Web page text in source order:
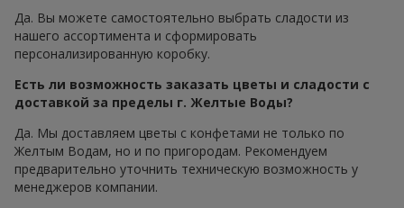
Да. Вы можете самостоятельно выбрать сладости из
нашего ассортимента и сформировать
персонализированную коробку.
Есть ли возможность заказать цветы и сладости с
доставкой за пределы г. Желтые Воды?
Да. Мы доставляем цветы с конфетами не только по
Желтым Водам, но и по пригородам. Рекомендуем
предварительно уточнить техническую возможность у
менеджеров компании.